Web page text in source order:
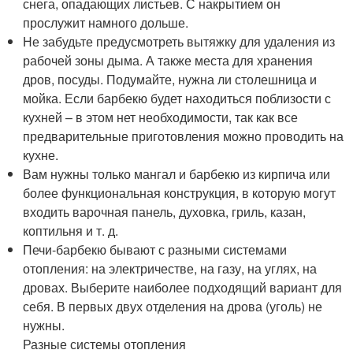
прослужит намного дольше.
Не забудьте предусмотреть вытяжку для удаления из
рабочей зоны дыма. А также места для хранения
дров, посуды. Подумайте, нужна ли столешница и
мойка. Если барбекю будет находиться поблизости с
кухней – в этом нет необходимости, так как все
предварительные приготовления можно проводить на
кухне.
Вам нужны только мангал и барбекю из кирпича или
более функциональная конструкция, в которую могут
входить варочная панель, духовка, гриль, казан,
коптильня и т. д.
Печи-барбекю бывают с разными системами
отопления: на электричестве, на газу, на углях, на
дровах. Выберите наиболее подходящий вариант для
себя. В первых двух отделения на дрова (уголь) не
нужны.
Разные системы отопления